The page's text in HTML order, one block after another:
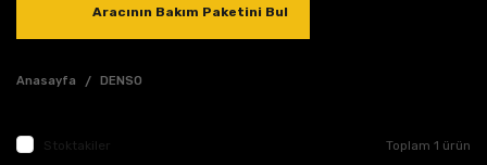
Aracının Bakım Paketini Bul
Anasayfa DENSO
Stoktakiler Toplam 1 ürün